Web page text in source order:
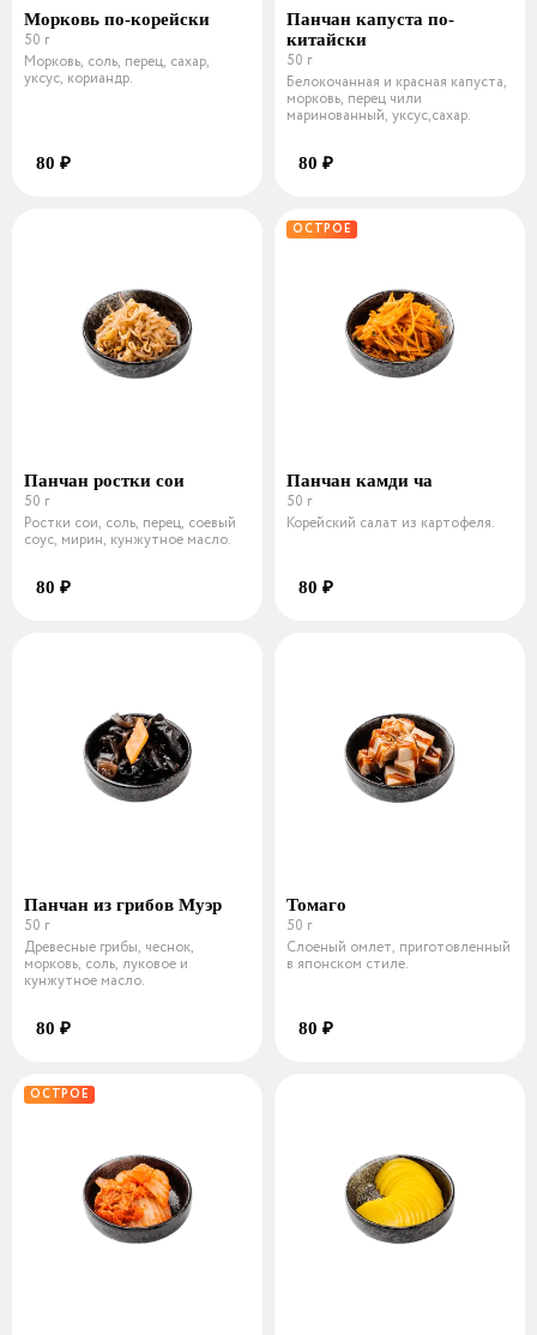
Морковь по-корейски
50 г
Морковь, соль, перец, сахар,
уксус, кориандр.
80 ₽
Панчан капуста по-
китайски
50 г
Белокочанная и красная капуста,
морковь, перец чили
маринованный, уксус,сахар.
80 ₽
Панчан ростки сои
50 г
Ростки сои, соль, перец, соевый
соус, мирин, кунжутное масло.
80 ₽
ОСТРОЕ
Панчан камди ча
50 г
Корейский салат из картофеля.
80 ₽
Панчан из грибов Муэр
50 г
Древесные грибы, чеснок,
морковь, соль, луковое и
кунжутное масло.
80 ₽
Томаго
50 г
Слоеный омлет, приготовленный
в японском стиле.
80 ₽
ОСТРОЕ